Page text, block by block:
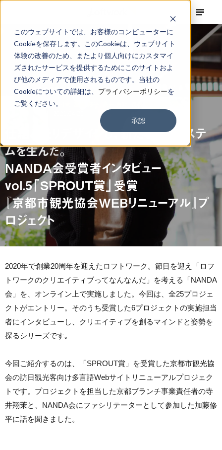
このウェブサイトでは、お客様のコンピューターに
Cookieを保存します。このCookieは、ウェブサイト
体験の改善のため、またより個人向けにカスタマイ
ズされたサービスを提供するためにこのサイトおよ
び他のメディアで使用されるものです。当社の
Cookieについての詳細は、 プライバシーポリシーを
ご覧ください。
承認
FINDING 寺井 翔茉,
仕組みをリデザインし、新たなエコシステ
ムを生んだ。
NANDA会受賞者インタビュー
vol.5「SPROUT賞」受賞
『京都市観光協会WEBリニューアル』プ
ロジェクト
2020年で創業20周年を迎えたロフトワーク。節目を迎え「ロフ
トワークのクリエイティブってなんなんだ」を考える「NANDA
会」を、オンライン上で実施しました。今回は、全25プロジェ
クトがエントリー。そのうち受賞した6プロジェクトの実施担当
者にインタビューし、クリエイティブを創るマインドと姿勢を
探るシリーズです｡
今回ご紹介するのは、「SPROUT賞」を受賞した京都市観光協
会の訪日観光客向け多言語Webサイトリニューアルプロジェク
トです。プロジェクトを担当した京都ブランチ事業責任者の寺
井翔茉と、NANDA会にファシリテーターとして参加した加藤修
平に話を聞きました。